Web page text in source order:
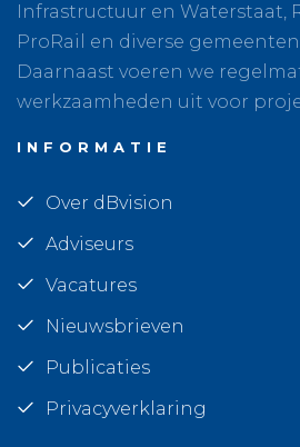
Infrastructuur en Waterstaat,
ProRail en diverse
Daarnaast voeren we
werkzaamheden uit voor
INFORMATIE
Over dBvision
Adviseurs
Vacatures
Nieuwsbrieven
Publicaties
Privacyverklaring